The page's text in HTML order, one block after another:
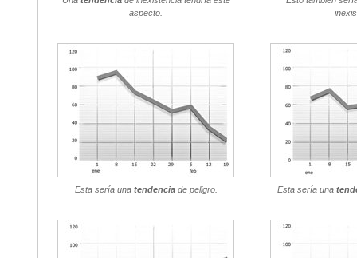
aspecto.
Esta sería una tendenciade peligro. Esta sería una